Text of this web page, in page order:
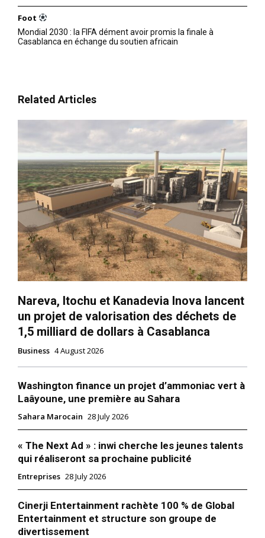
Foot
Mondial 2030 : la FIFA dément avoir promis la finale à
Casablanca en échange du soutien africain
Related Articles
Nareva, Itochu et Kanadevia Inova lancent
un projet de valorisation des déchets de
1,5 milliard de dollars à Casablanca
Business 4 August 2026
Washington finance un projet d’ammoniac vert à
Laâyoune, une première au Sahara
Sahara Marocain 28 July 2026
« The Next Ad » : inwi cherche les jeunes talents
qui réaliseront sa prochaine publicité
Entreprises 28 July 2026
Cinerji Entertainment rachète 100 % de Global
Entertainment et structure son groupe de
divertissement